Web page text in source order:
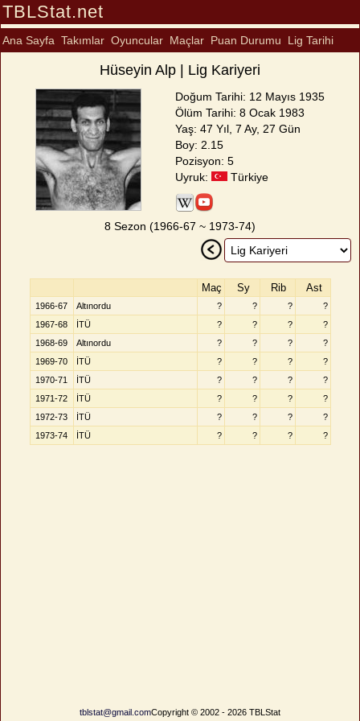
TBLStat.net
Ana Sayfa Takımlar Oyuncular Maçlar Puan Durumu Lig Tarihi
Hüseyin Alp | Lig Kariyeri
Doğum Tarihi: 12 Mayıs 1935
Ölüm Tarihi: 8 Ocak 1983
Yaş: 47 Yıl, 7 Ay, 27 Gün
Boy: 2.15
Pozisyon: 5
Uyruk:
Türkiye
8 Sezon (1966-67 ~ 1973-74)
Maç Sy Rib Ast
1966-67 Altınordu ? ? ?
?
1967-68
İTÜ ? ? ?
?
1968-69
Altınordu ? ? ?
?
1969-70
İTÜ ? ? ?
?
1970-71
İTÜ ? ? ?
?
1971-72
İTÜ ? ? ?
?
1972-73
İTÜ ? ? ?
?
1973-74
İTÜ ? ? ? ?
tblstat@gmail.comCopyright © 2002 - 2026 TBLStat